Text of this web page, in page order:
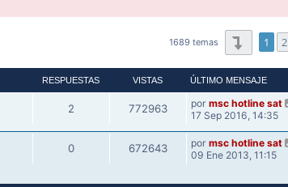
1689 temas Página1
1 2
RESPUESTAS VISTAS ÚLTIMO MENSAJE
2 772963 por msc hotline sat
17 Sep 2016, 14:35
0 672643 por msc hotline sat
09 Ene 2013, 11:15